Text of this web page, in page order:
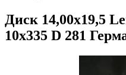
Диск 14,00х19,5
10x335 D 281